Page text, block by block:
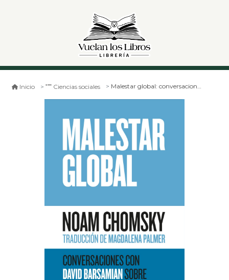
Inicio Ciencias sociales Malestar global: conversaciones con david barsamian sobre las crecientes amenazas a la democracia